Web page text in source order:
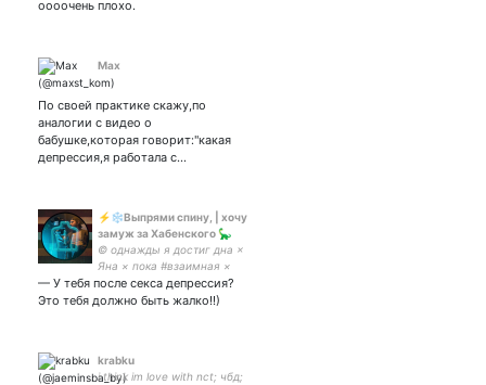
оооочень плохо.
Max
По своей практике скажу,по
аналогии с видео о
бабушке,которая говорит:"какая
депрессия,я работала с…
⚡️❄️Выпрями спину, | хочу
замуж за Хабенского 🦕
© однажды я достиг дна ×
Яна × пока #взаимная ×
#Метод × #Дозоры ×
#КонстантинХабенский ×
— У тебя после секса депрессия?
Это тебя должно быть жалко!!)
krabku
i think im love with nct; чбд;